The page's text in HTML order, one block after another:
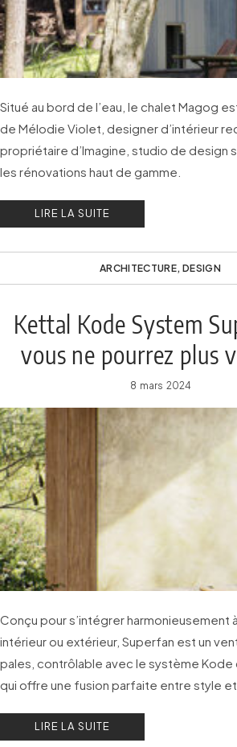
Situé au bord de l’eau, le chalet Magog
de Mélodie Violet, designer d’intérieur
propriétaire d’Imagine, studio de design
les rénovations haut de gamme.
LIRE LA SUITE
ARCHITECTURE, DESIGN
Kettal Kode System
vous ne pourrez plus
passer !
8 mars 2024
Conçu pour s’intégrer harmonieusement
intérieur ou extérieur, Superfan est un
pales, contrôlable avec le système Kode
qui offre une fusion parfaite entre style et
LIRE LA SUITE